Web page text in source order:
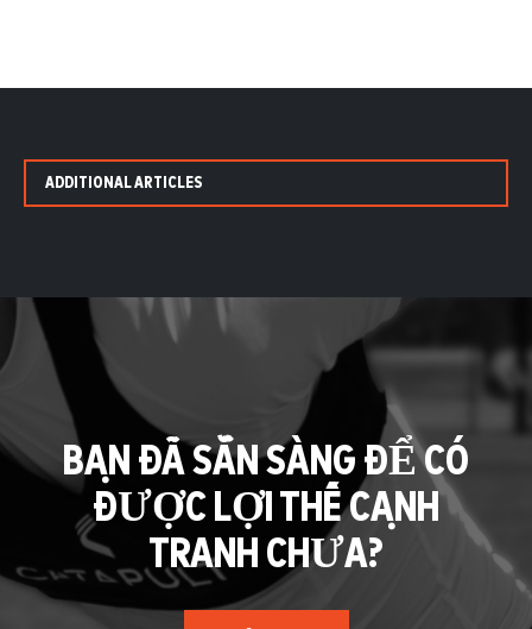
ADDITIONAL ARTICLES
BẠN ĐÃ SẴN SÀNG ĐỂ CÓ
ĐƯỢC LỢI THẾ CẠNH
TRANH CHƯA?